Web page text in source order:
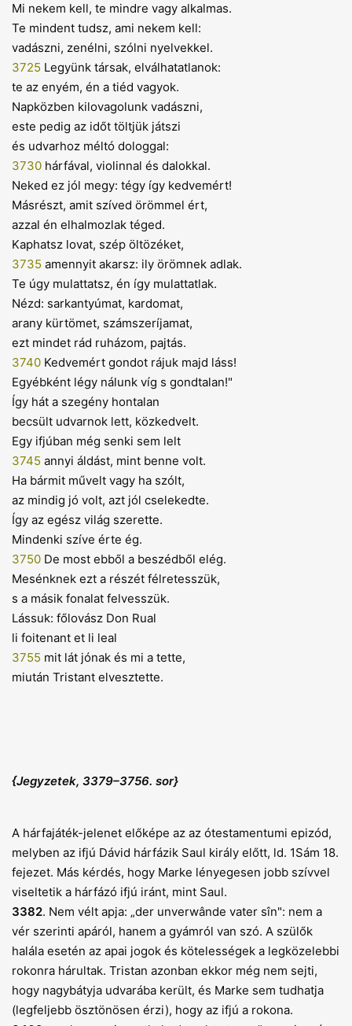
Mi nekem kell, te mindre vagy alkalmas.
Te mindent tudsz, ami nekem kell:
vadászni, zenélni, szólni nyelvekkel.
3725 Legyünk társak, elválhatatlanok:
te az enyém, én a tiéd vagyok.
Napközben kilovagolunk vadászni,
este pedig az időt töltjük játszi
és udvarhoz méltó dologgal:
3730 hárfával, violinnal és dalokkal.
Neked ez jól megy: tégy így kedvemért!
Másrészt, amit szíved örömmel ért,
azzal én elhalmozlak téged.
Kaphatsz lovat, szép öltözéket,
3735 amennyit akarsz: ily örömnek adlak.
Te úgy mulattatsz, én így mulattatlak.
Nézd: sarkantyúmat, kardomat,
arany kürtömet, számszeríjamat,
ezt mindet rád ruházom, pajtás.
3740 Kedvemért gondot rájuk majd láss!
Egyébként légy nálunk víg s gondtalan!"
Így hát a szegény hontalan
becsült udvarnok lett, közkedvelt.
Egy ifjúban még senki sem lelt
3745 annyi áldást, mint benne volt.
Ha bármit művelt vagy ha szólt,
az mindig jó volt, azt jól cselekedte.
Így az egész világ szerette.
Mindenki szíve érte ég.
3750 De most ebből a beszédből elég.
Mesénknek ezt a részét félretesszük,
s a másik fonalat felvesszük.
Lássuk: főlovász Don Rual
li foitenant et li leal
3755 mit lát jónak és mi a tette,
miután Tristant elvesztette.
{Jegyzetek, 3379–3756. sor}
A hárfajáték-jelenet előképe az az ótestamentumi epizód,
melyben az ifjú Dávid hárfázik Saul király előtt, ld. 1Sám 18.
fejezet. Más kérdés, hogy Marke lényegesen jobb szívvel
viseltetik a hárfázó ifjú iránt, mint Saul.
3382. Nem vélt apja: „der unverwânde vater sîn": nem a
vér szerinti apáról, hanem a gyámról van szó. A szülők
halála esetén az apai jogok és kötelességek a legközelebbi
rokonra hárultak. Tristan azonban ekkor még nem sejti,
hogy nagybátyja udvarába került, és Marke sem tudhatja
(legfeljebb ösztönösen érzi), hogy az ifjú a rokona.